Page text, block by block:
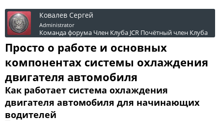
Ковалев Сергей
Administrator
Команда форума Член Клуба JCR Почётный член Клуба
Просто о работе и основных
компонентах системы охлаждения
двигателя автомобиля
Как работает система охлаждения
двигателя автомобиля для начинающих
водителей